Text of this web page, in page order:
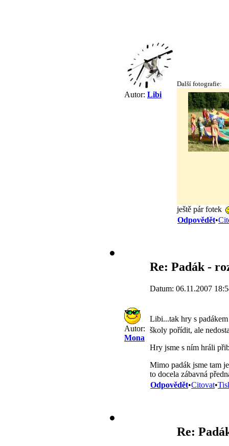
Autor: Libi
Další fotografie:
ještě pár fotek
Odpovědět•
Autor:
Mona
Re: Padák -
Datum: 06.11.2007
Libi...tak hry s
školy pořídit, ale
Hry jsme s ním hráli
Mimo padák jsme tam
to docela zábavná
Odpovědět•Citovat•
Re: